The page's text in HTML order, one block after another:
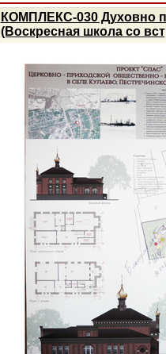
КОМПЛЕКС-030 Духовно
(Воскресная школа со